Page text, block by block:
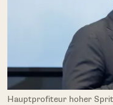
Hauptprofiteur hoher